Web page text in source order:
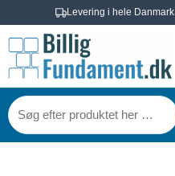
Levering i hele Danmark
til
Søg
efter
produktet